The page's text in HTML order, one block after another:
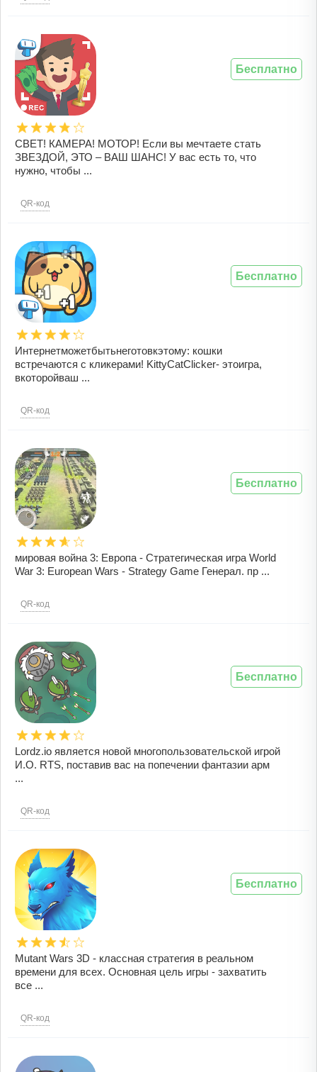
СВЕТ! КАМЕРА! МОТОР! Если вы мечтаете стать
ЗВЕЗДОЙ, ЭТО – ВАШ ШАНС! У вас есть то, что
нужно, чтобы ...
QR-код
Бесплатно
Интернетможетбытьнеготовкэтому: кошки
встречаются с кликерами! KittyCatClicker- этоигра,
вкоторойваш ...
QR-код
Бесплатно
мировая война 3: Европа - Стратегическая игра World
War 3: European Wars - Strategy Game Генерал. пр ...
QR-код
Бесплатно
Lordz.io является новой многопользовательской игрой
И.О. RTS, поставив вас на попечении фантазии арм
...
QR-код
Бесплатно
Mutant Wars 3D - классная стратегия в реальном
времени для всех. Основная цель игры - захватить
все ...
QR-код
Бесплатно